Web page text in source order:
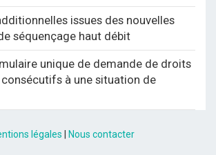
issues des nouvelles
séquençage haut débit
unique de demande de droits
à une situation de
légales | Nous contacter